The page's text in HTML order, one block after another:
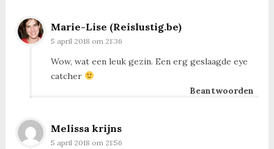
Marie-Lise (Reislustig.be)
5 april 2018 om 21:36
Wow, wat een leuk gezin. Een erg geslaagde eye
catcher
Beantwoorden
Melissa krijns
5 april 2018 om 21:56